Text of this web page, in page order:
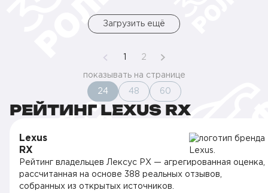
Загрузить ещё
2
показывать на странице
24 48 60
РЕЙТИНГ LEXUS RX
Lexus
RX
Рейтинг владельцев Лексус РХ — агрегированная оценка,
рассчитанная на основе 388 реальных отзывов,
собранных из открытых источников.